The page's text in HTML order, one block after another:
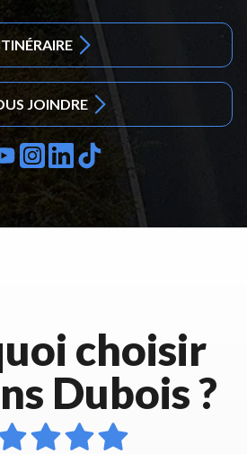
JOINDRE
choisir
Dubois ?